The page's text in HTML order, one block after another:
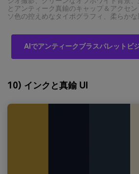
とアンティーク真鍮のキャップ＆アクセ
ソ色の控えめなタイポグラフィ、柔らか
AIでアンティークブラスパレットビ
10) インクと真鍮 UI